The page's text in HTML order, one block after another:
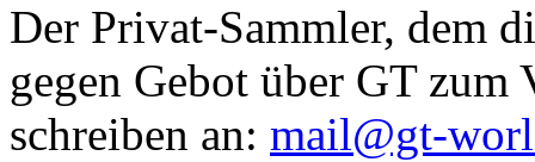
Der Privat-Sammler, dem
gegen Gebot über GT zum
schreiben an: mail@gt-